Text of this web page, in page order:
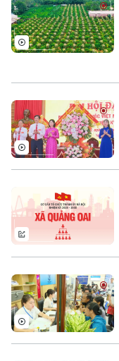
Đánh giá
Làng nghề
Di tích
Y tế
Dinh dưỡng
Tư vấn sức khỏe
Thể thao
Golf
Sao
Thời trang
Âm nhạc
Đã phát sóng